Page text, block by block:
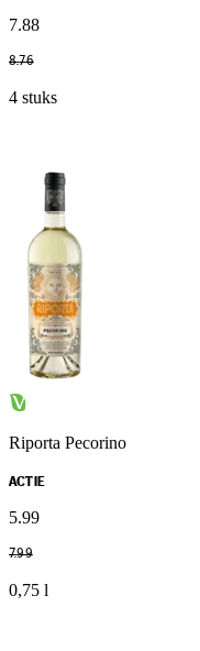
7.88
8.76
4 stuks
Riporta Pecorino
ACTIE
5.99
7.99
0,75 l